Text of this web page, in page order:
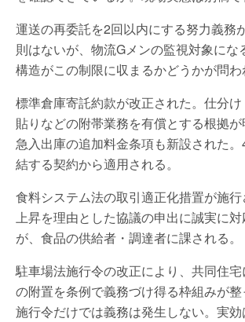
運送の再委託を2回以内にする努力義務
則はないが、物流Gメンの監視対象にな
構造がこの制限に収まるかどうかが問わ
標準倉庫寄託約款が改正された。仕分
貼りなどの附帯業務を有償とする根拠
急入出庫の追加料金条項も新設された
結する契約から適用される。
食料システム法の取引適正化措置が施行
上昇を理由とした協議の申出に誠実に
が、食品の供給者・調達者に課される。
駐車場法施行令の改正により、共同住
の附置を条例で義務づけ得る枠組みが整
施行令だけでは義務は発生しない。実